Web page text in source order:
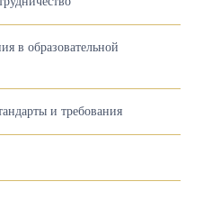
в образовательной
и требования